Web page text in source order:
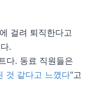
걸려 퇴직한다고
.
다. 동료 직원들은
것 같다고 느꼈다”고